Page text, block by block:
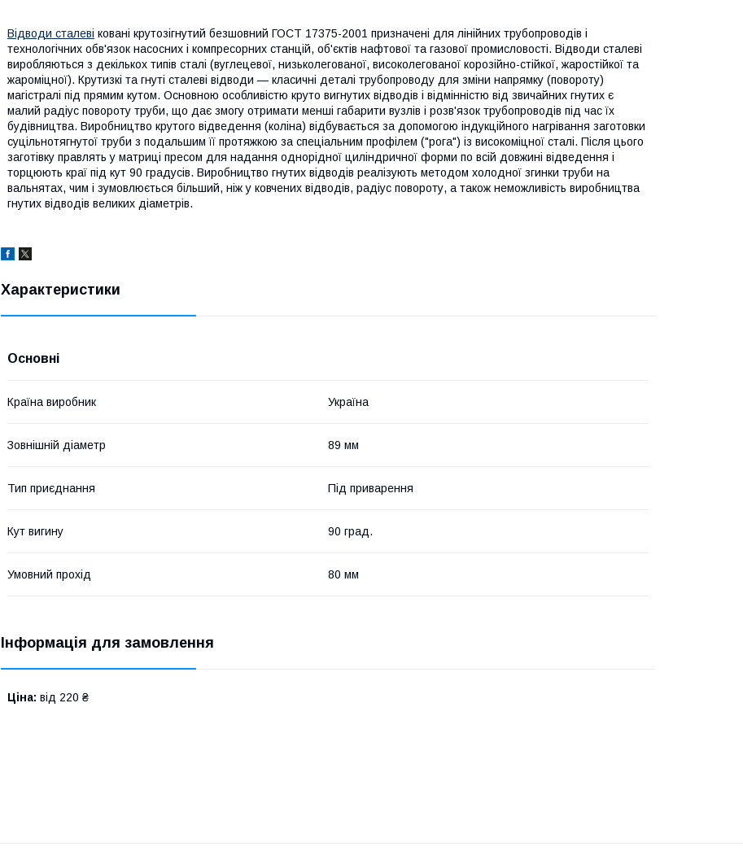
Відводи сталеві ковані крутозігнутий безшовний ГОСТ 17375-2001 призначені для лінійних трубопроводів і
технологічних обв'язок насосних і компресорних станцій, об'єктів нафтової та газової промисловості. Відводи сталеві
виробляються з декількох типів сталі (вуглецевої, низьколегованої, високолегованої корозійно-стійкої, жаростійкої та
жароміцної). Крутизкі та гнуті сталеві відводи — класичні деталі трубопроводу для зміни напрямку (повороту)
магістралі під прямим кутом. Основною особливістю круто вигнутих відводів і відмінністю від звичайних гнутих є
малий радіус повороту труби, що дає змогу отримати менші габарити вузлів і розв'язок трубопроводів під час їх
будівництва. Виробництво крутого відведення (коліна) відбувається за допомогою індукційного нагрівання заготовки
суцільнотягнутої труби з подальшим її протяжкою за спеціальним профілем ("рога") із високоміцної сталі. Після цього
заготівку правлять у матриці пресом для надання однорідної циліндричної форми по всій довжині відведення і
торцюють краї під кут 90 градусів. Виробництво гнутих відводів реалізують методом холодної згинки труби на
вальнятах, чим і зумовлюється більший, ніж у ковчених відводів, радіус повороту, а також неможливість виробництва
гнутих відводів великих діаметрів.
Характеристики
Основні
Країна виробник Україна
Зовнішній діаметр 89 мм
Тип приєднання Під приварення
Кут вигину 90 град.
Умовний прохід 80 мм
Інформація для замовлення
Ціна: від 220 ₴